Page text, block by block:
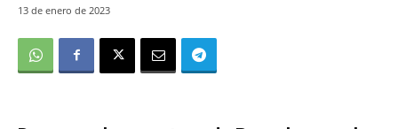
13 de enero de 2023